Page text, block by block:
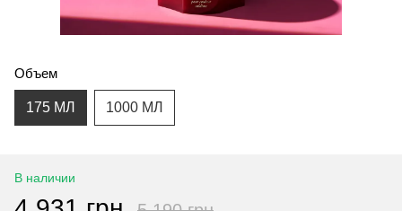
Объем
175 МЛ 1000 МЛ
В наличии